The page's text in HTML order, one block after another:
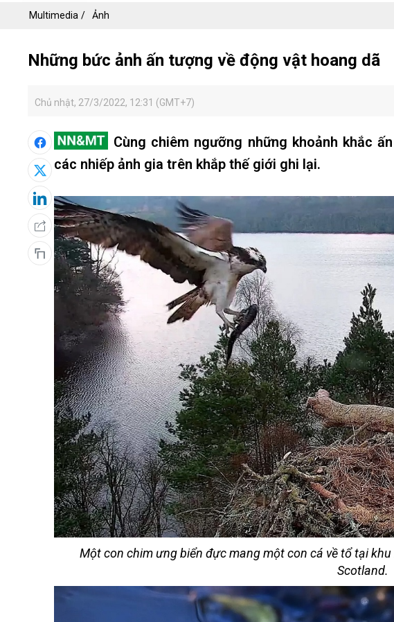
Multimedia Ảnh
Những bức ảnh ấn tượng về động vật hoang dã
Chủ nhật, 27/3/2022, 12:31 (GMT+7)
Cùng chiêm ngưỡng những khoảnh khắc
các nhiếp ảnh gia trên khắp thế giới ghi lại.
Một con chim ưng biển đực mang một con cá về tổ tại
Scotland.